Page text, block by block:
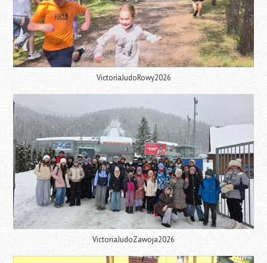
VictoriaJudoRowy2026
VictoriaJudoZawoja2026